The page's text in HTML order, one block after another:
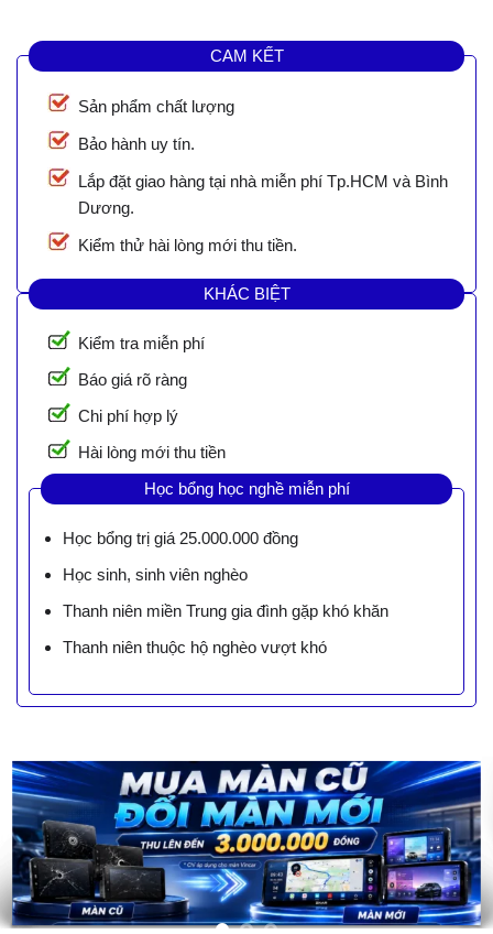
CAM KẾT
Sản phẩm chất lượng
Bảo hành uy tín.
Lắp đặt giao hàng tại nhà miễn phí Tp.HCM và Bình
Dương.
Kiểm thử hài lòng mới thu tiền.
KHÁC BIỆT
Kiểm tra miễn phí
Báo giá rõ ràng
Chi phí hợp lý
Hài lòng mới thu tiền
Học bổng học nghề miễn phí
Học bổng trị giá 25.000.000 đồng
Học sinh, sinh viên nghèo
Thanh niên miền Trung gia đình gặp khó khăn
Thanh niên thuộc hộ nghèo vượt khó